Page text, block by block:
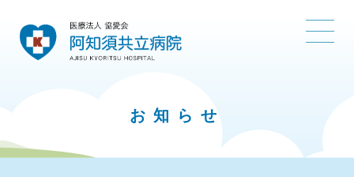
お知らせ